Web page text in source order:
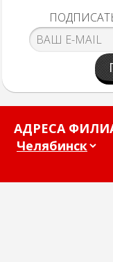
АДРЕСА